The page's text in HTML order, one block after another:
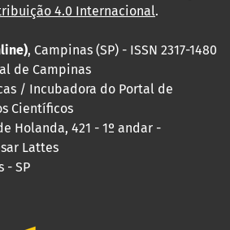
4.0 Internacional.
, Campinas (SP) - ISSN 2317-1480
de Campinas
/ Incubadora do Portal de
Científicos
Holanda, 421 - 1º andar -
Lattes
- SP